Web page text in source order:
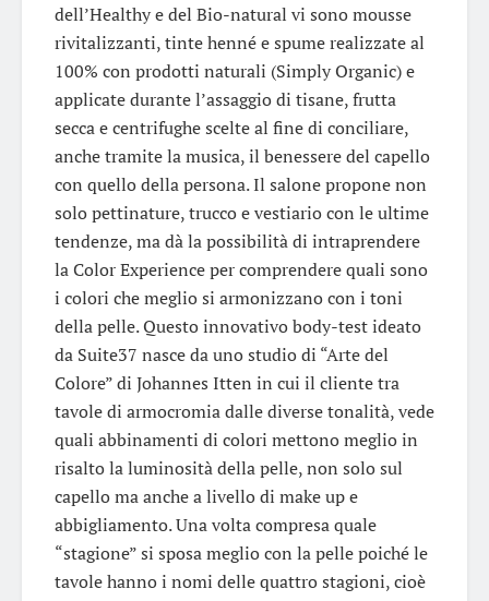
dell’Healthy e del Bio-natural vi sono mousse
rivitalizzanti, tinte henné e spume realizzate al
100% con prodotti naturali (Simply Organic) e
applicate durante l’assaggio di tisane, frutta
secca e centrifughe scelte al fine di conciliare,
anche tramite la musica, il benessere del capello
con quello della persona. Il salone propone non
solo pettinature, trucco e vestiario con le ultime
tendenze, ma dà la possibilità di intraprendere
la Color Experience per comprendere quali sono
i colori che meglio si armonizzano con i toni
della pelle. Questo innovativo body-test ideato
da Suite37 nasce da uno studio di “Arte del
Colore” di Johannes Itten in cui il cliente tra
tavole di armocromia dalle diverse tonalità, vede
quali abbinamenti di colori mettono meglio in
risalto la luminosità della pelle, non solo sul
capello ma anche a livello di make up e
abbigliamento. Una volta compresa quale
“stagione” si sposa meglio con la pelle poiché le
tavole hanno i nomi delle quattro stagioni, cioè